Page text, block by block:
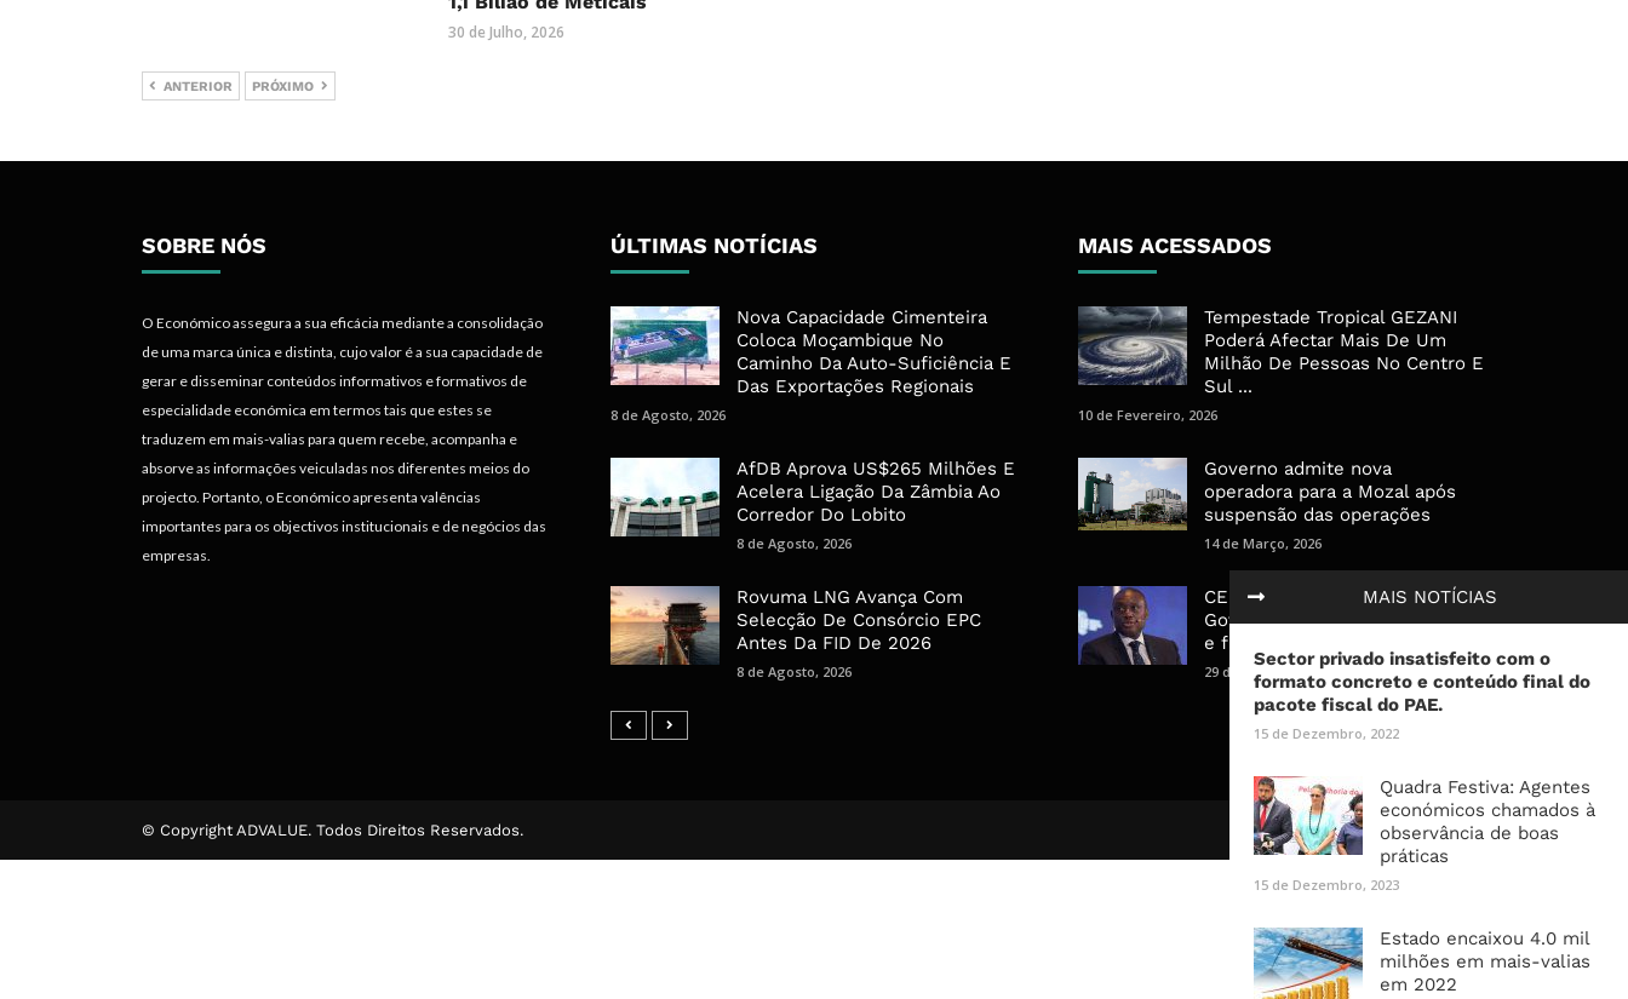
30 de Julho, 2026
ANTERIOR PRÓXIMO
MAIS NOTÍCIAS
Sector privado insatisfeito com o
formato concreto e conteúdo final do
pacote fiscal do PAE.
15 de Dezembro, 2022
Quadra Festiva: Agentes
económicos chamados à
observância de boas
práticas
15 de Dezembro, 2023
Estado encaixou 4.0 mil
milhões em mais-valias
em 2022
SOBRE NÓS
O Económico assegura a sua eficácia mediante a consolidação
de uma marca única e distinta, cujo valor é a sua capacidade de
gerar e disseminar conteúdos informativos e formativos de
especialidade económica em termos tais que estes se
traduzem em mais-valias para quem recebe, acompanha e
absorve as informações veiculadas nos diferentes meios do
projecto. Portanto, o Económico apresenta valências
importantes para os objectivos institucionais e de negócios das
empresas.
ÚLTIMAS NOTÍCIAS
Nova Capacidade Cimenteira
Coloca Moçambique No
Caminho Da Auto-Suficiência E
Das Exportações Regionais
8 de Agosto, 2026
AfDB Aprova US$265 Milhões E
Acelera Ligação Da Zâmbia Ao
Corredor Do Lobito
8 de Agosto, 2026
Rovuma LNG Avança Com
Selecção De Consórcio EPC
Antes Da FID De 2026
8 de Agosto, 2026
MAIS ACESSADOS
Tempestade Tropical GEZANI
Poderá Afectar Mais De Um
Milhão De Pessoas No Centro E
Sul ...
10 de Fevereiro, 2026
Governo admite nova
operadora para a Mozal após
suspensão das operações
14 de Março, 2026
CEO do Standard Bank pede ao
Governo que “saia do caminho”
e facilite os negócios
29 de Janeiro, 2025
© Copyright ADVALUE. Todos Direitos Reservados.